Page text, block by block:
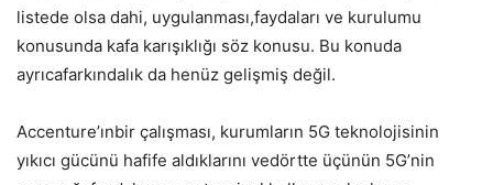
listede olsa dahi, uygulanması,faydaları ve kurulumu
konusunda kafa karışıklığı söz konusu. Bu konuda
ayrıcafarkındalık da henüz gelişmiş değil.
Accenture’ınbir çalışması, kurumların 5G teknolojisinin
yıkıcı gücünü hafife aldıklarını vedörtte üçünün 5G’nin